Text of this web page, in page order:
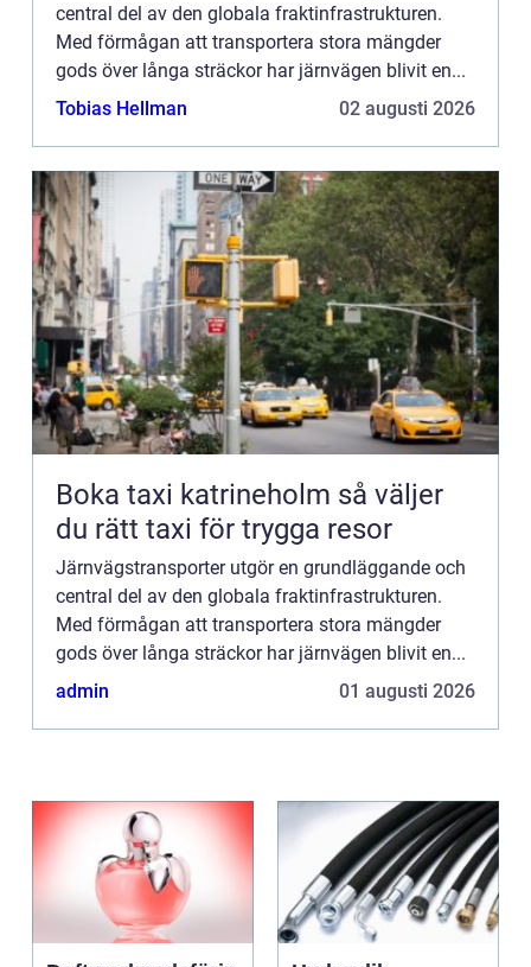
central del av den globala fraktinfrastrukturen.
Med förmågan att transportera stora mängder
gods över långa sträckor har järnvägen blivit en...
Tobias Hellman
02 augusti 2026
Boka taxi katrineholm så väljer
du rätt taxi för trygga resor
Järnvägstransporter utgör en grundläggande och
central del av den globala fraktinfrastrukturen.
Med förmågan att transportera stora mängder
gods över långa sträckor har järnvägen blivit en...
admin
01 augusti 2026